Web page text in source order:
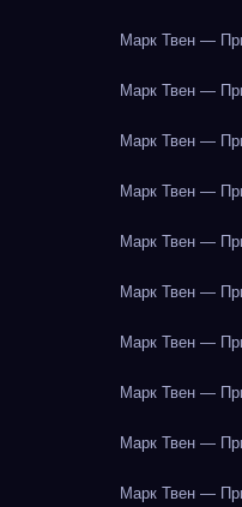
Марк Твен —
Марк Твен —
Марк Твен —
Марк Твен —
Марк Твен —
Марк Твен —
Марк Твен —
Марк Твен —
Марк Твен —
Марк Твен —